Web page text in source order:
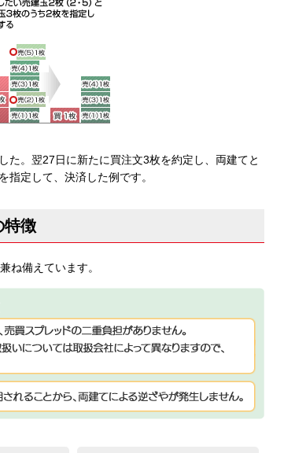
。翌27日に新たに買注文3枚を約定し、両建てと
指定して、決済した例です。
特徴
ね備えています。